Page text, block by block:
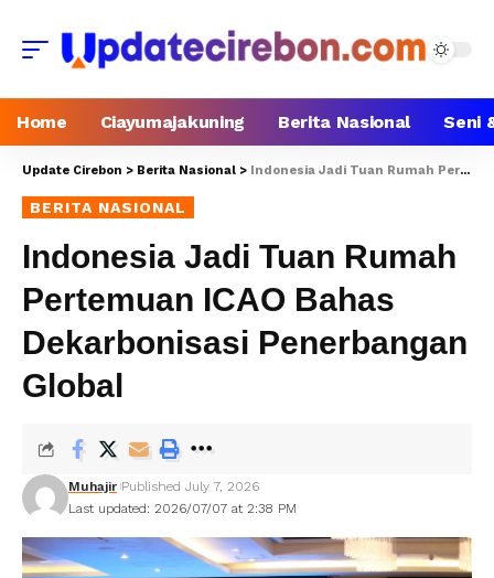
Home Ciayumajakuning Berita Nasional Seni
Update Cirebon > Berita Nasional > Indonesia Jadi Tuan Rumah Pertemuan ICAO Bahas Dekarbonisasi Penerbangan Global
BERITA NASIONAL
Indonesia Jadi Tuan Rumah
Pertemuan ICAO Bahas
Dekarbonisasi Penerbangan
Global
Last updated: 2026/07/07 at 2:38 PM
Muhajir Published July 7, 2026